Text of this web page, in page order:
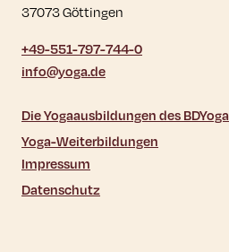
37073 Göttingen
+49-551-797-744-0
info@yoga.de
Die Yogaausbildungen des BDYoga
Yoga-Weiterbildungen
Impressum
Datenschutz